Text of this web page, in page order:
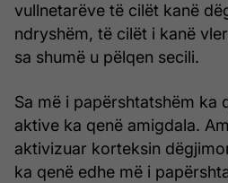
vullnetarëve të cilët kanë
ndryshëm, të cilët i kanë
sa shumë u pëlqen secili.
Sa më i papërshtatshëm ka
aktive ka qenë amigdala.
aktivizuar korteksin
ka qenë edhe më i